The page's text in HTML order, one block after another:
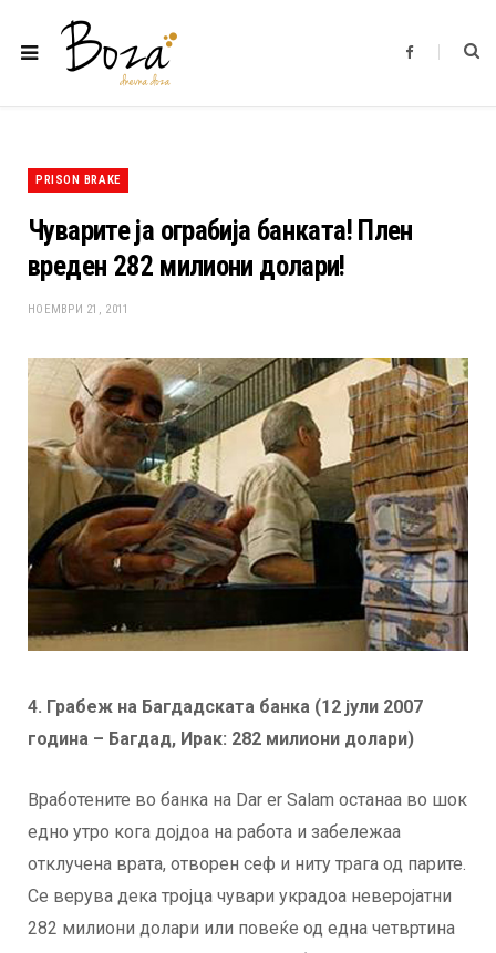
F
b
PRISON BRAKE
Чуварите ја ограбија банката! Плен
вреден 282 милиони долари!
НОЕМВРИ 21, 2011
4. Грабеж на Багдадската банка (12 јули 2007
година – Багдад, Ирак: 282 милиони долари)
Вработените во банка на Dar er Salam останаа во шок
едно утро кога дојдоа на работа и забележаа
отклучена врата, отворен сеф и ниту трага од парите.
Се верува дека тројца чувари украдоа неверојатни
282 милиони долари или повеќе од една четвртина